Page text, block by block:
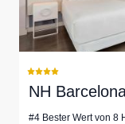
NH
#4 Bester Wert von 8